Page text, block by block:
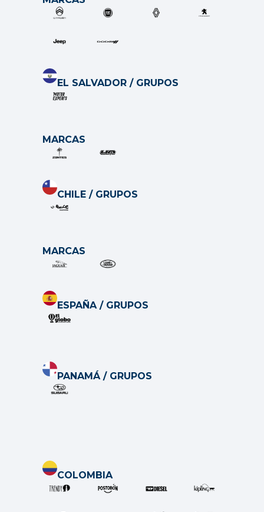
EL SALVADOR / GRUPOS
MARCAS
CHILE / GRUPOS
MARCAS
ESPAÑA / GRUPOS
PANAMÁ / GRUPOS
COLOMBIA